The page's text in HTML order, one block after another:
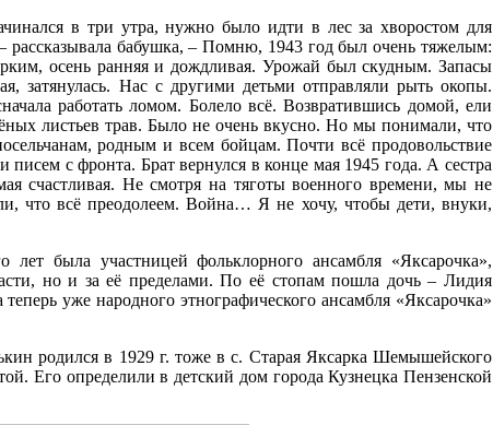
в три утра, нужно было идти в лес за хворостом для
рассказывала бабушка, – Помню, 1943 год был очень тяжелым:
осень ранняя и дождливая. Урожай был скудным. Запасы
затянулась. Нас с другими детьми отправляли рыть окопы.
работать ломом. Болело всё. Возвратившись домой, ели
листьев трав. Было не очень вкусно. Но мы понимали, что
родным и всем бойцам. Почти всё продовольствие
с фронта. Брат вернулся в конце мая 1945 года. А сестра
счастливая. Не смотря на тяготы военного времени, мы не
что всё преодолеем. Война… Я не хочу, чтобы дети, внуки,
была участницей фольклорного ансамбля «Яксарочка»,
но и за её пределами. По её стопам пошла дочь – Лидия
уже народного этнографического ансамбля «Яксарочка»
родился в 1929 г. тоже в с. Старая Яксарка Шемышейского
Его определили в детский дом города Кузнецка Пензенской